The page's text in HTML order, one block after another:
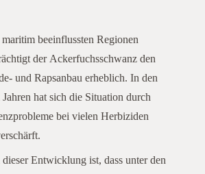
beeinflussten Regionen
der Ackerfuchsschwanz den
und Rapsanbau erheblich. In den
hat sich die Situation durch
bei vielen Herbiziden
Entwicklung ist, dass unter den